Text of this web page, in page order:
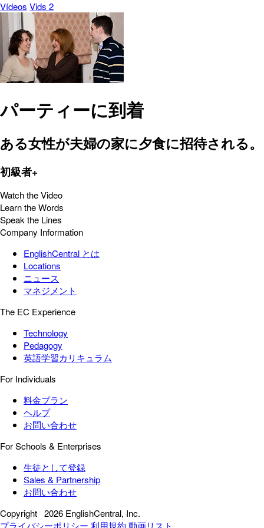
Vídeos Vids 2
パーティーに到着
ある女性が夫婦の家に夕食に招待される。
初級者+
Watch the Video
Learn the Words
Speak the Lines
Company Information
EnglishCentral とは
Locations
ニュース
マネジメント
The EC Experience
Technology
Pedagogy
英語学習カリキュラム
For Individuals
料金プラン
ヘルプ
お問い合わせ
For Schools & Enterprises
生徒として登録
Sales & Partnership
お問い合わせ
Copyright 2026 EnglishCentral, Inc.